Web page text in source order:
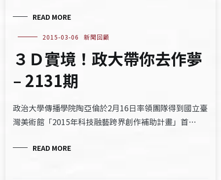
READ MORE
2015-03-06 新聞回顧
３Ｄ實境！政大帶你去作夢
– 2131期
政治大學傳播學院陶亞倫於2月16日率領團隊得到國立臺
灣美術館「2015年科技融藝跨界創作補助計畫」首…
READ MORE